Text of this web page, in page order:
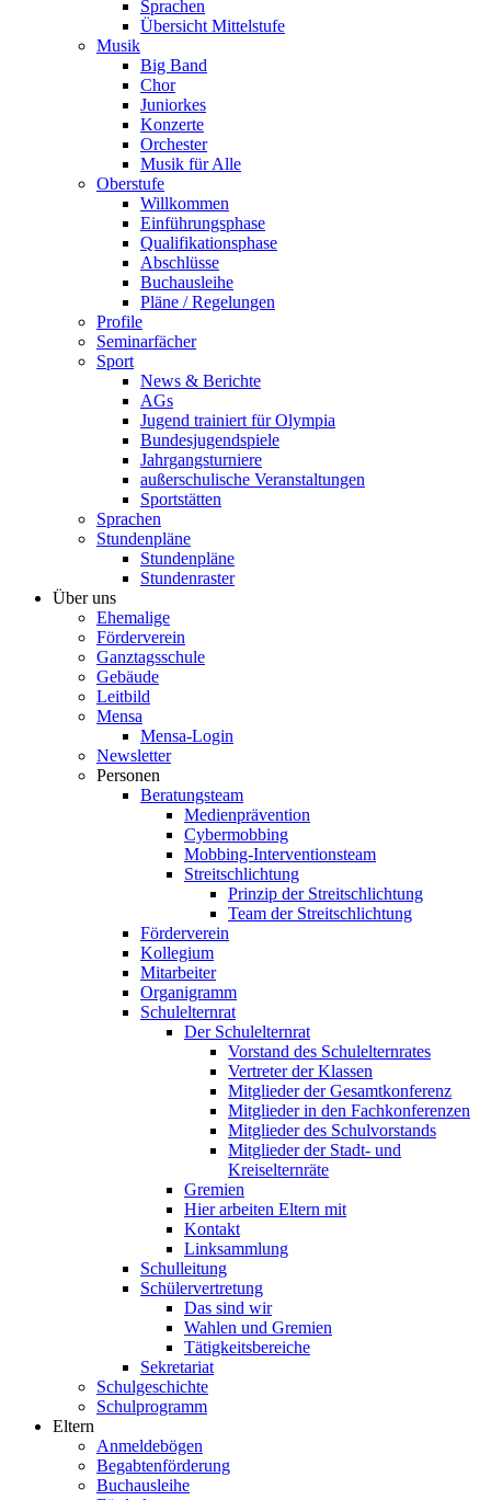
Sprachen
Übersicht Mittelstufe
Musik
Big Band
Chor
Juniorkes
Konzerte
Orchester
Musik für Alle
Oberstufe
Willkommen
Einführungsphase
Qualifikationsphase
Abschlüsse
Buchausleihe
Pläne / Regelungen
Profile
Seminarfächer
Sport
News & Berichte
AGs
Jugend trainiert für Olympia
Bundesjugendspiele
Jahrgangsturniere
außerschulische Veranstaltungen
Sportstätten
Sprachen
Stundenpläne
Stundenpläne
Stundenraster
Über uns
Ehemalige
Förderverein
Ganztagsschule
Gebäude
Leitbild
Mensa
Mensa-Login
Newsletter
Personen
Beratungsteam
Medienprävention
Cybermobbing
Mobbing-Interventionsteam
Streitschlichtung
Prinzip der Streitschlichtung
Team der Streitschlichtung
Förderverein
Kollegium
Mitarbeiter
Organigramm
Schulelternrat
Der Schulelternrat
Vorstand des Schulelternrates
Vertreter der Klassen
Mitglieder der Gesamtkonferenz
Mitglieder in den Fachkonferenzen
Mitglieder des Schulvorstands
Mitglieder der Stadt- und
Kreiselternräte
Gremien
Hier arbeiten Eltern mit
Kontakt
Linksammlung
Schulleitung
Schülervertretung
Das sind wir
Wahlen und Gremien
Tätigkeitsbereiche
Sekretariat
Schulgeschichte
Schulprogramm
Eltern
Anmeldebögen
Begabtenförderung
Buchausleihe